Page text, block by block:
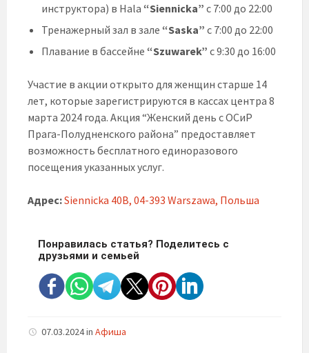
инструктора) в Hala “Siennicka” с 7:00 до 22:00
Тренажерный зал в зале “Saska” с 7:00 до 22:00
Плавание в бассейне “Szuwarek” с 9:30 до 16:00
Участие в акции открыто для женщин старше 14
лет, которые зарегистрируются в кассах центра 8
марта 2024 года. Акция “Женский день с ОСиР
Прага-Полудненского района” предоставляет
возможность бесплатного единоразового
посещения указанных услуг.
Адрес:Siennicka 40B, 04-393 Warszawa, Польша
Понравилась статья? Поделитесь с
друзьями и семьей
07.03.2024in Афиша